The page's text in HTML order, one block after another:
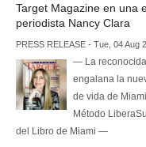
Target Magazine en una
periodista Nancy Clara
PRESS RELEASE - Tue, 04 Aug
— La
engalana la
de vida de
Método
del Libro de Miami —